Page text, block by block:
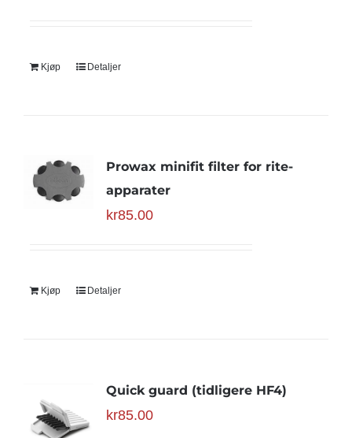
Kjøp Detaljer
Prowax minifit filter for rite-
apparater
kr85.00
Kjøp Detaljer
Quick guard (tidligere HF4)
kr85.00